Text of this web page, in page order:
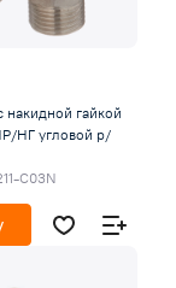
накидной гайкой
НГ угловой р/
C03N